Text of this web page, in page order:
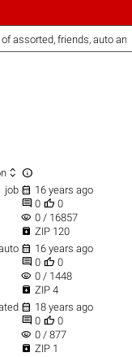
assorted, friends, auto
 
job  16 years ago
 0  0
visibility 0 / 16857
 ZIP 120
 16 years ago
 0  0
visibility 0 / 1448
 ZIP 4
 18 years ago
 0  0
visibility 0 / 877
 ZIP 1